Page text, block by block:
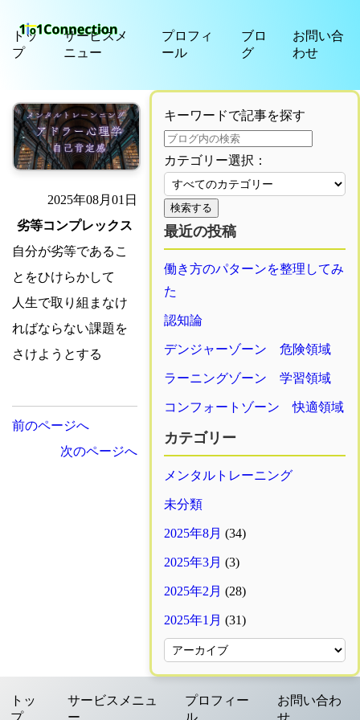
トッ
プ
サービスメ
ニュー
プロフィ
ール
ブロ
グ
お問い合
わせ
2025年08月01日
劣等コンプレックス
自分が劣等であるこ
とをひけらかして
人生で取り組まなけ
ればならない課題を
さけようとする
投
ョ
前のページへ
次のページへ
キーワードで記事を探す
カテゴリー選択：
検索する
最近の投稿
働き方のパターンを整理してみ
た
認知論
デンジャーゾーン 危険領域
ラーニングゾーン 学習領域
コンフォートゾーン 快適領域
カテゴリー
メンタルトレーニング
未分類
2025年8月 (34)
2025年3月 (3)
2025年2月 (28)
2025年1月 (31)
トッ
プ
サービスメニュ
ー
プロフィー
ル
お問い合わ
せ